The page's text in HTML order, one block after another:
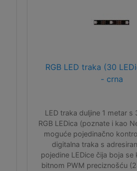
RGB LED traka (30
- crna
LED traka duljine 1 metar s
RGB LEDica (poznate i kao
moguće pojedinačno
digitalna traka s
pojedine LEDice čija boja
bitnom PWM preciznošću